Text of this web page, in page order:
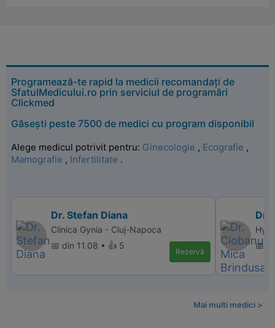
Programează-te rapid la medicii recomandați de
SfatulMedicului.ro prin serviciul de programări
Clickmed
Găsești peste 7500 de medici cu program disponibil
Alege medicul potrivit pentru: Ginecologie , Ecografie ,
Mamografie , Infertilitate .
Dr. Stefan Diana
Clinica Gynia - Cluj-Napoca
📅 din 11.08 • 👍 5
Rezervă
Dr.
📅
Mai multi medici >